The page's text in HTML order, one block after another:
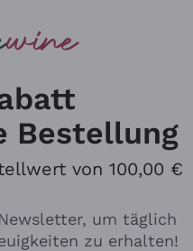
Bestellung
von 100,00 €
um täglich
zu erhalten!